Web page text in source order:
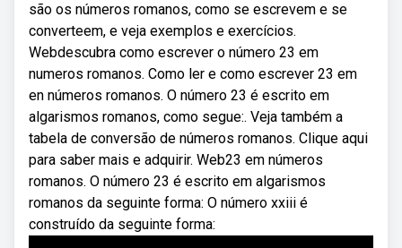
são os números romanos, como se escrevem e se
converteem, e veja exemplos e exercícios.
Webdescubra como escrever o número 23 em
numeros romanos. Como ler e como escrever 23 em
en números romanos. O número 23 é escrito em
algarismos romanos, como segue:. Veja também a
tabela de conversão de números romanos. Clique aqui
para saber mais e adquirir. Web23 em números
romanos. O número 23 é escrito em algarismos
romanos da seguinte forma: O número xxiii é
construído da seguinte forma: